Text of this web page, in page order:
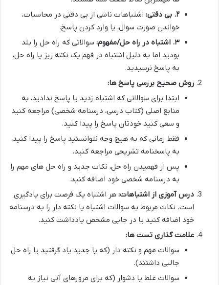
۲. بی دقتی:
اشتباهات ناشی از بی دقتی در محاسبات،
خواندن صورت سوال، یا وارد کردن پاسخ.
۳. اشتباه در راه حل/مفهوم:
سوالاتی که راه حل را بلد
بودید اما به دلیل اشتباه در فهم یک نکته ریز یا راه حل،
به پاسخ نرسیدید.
روش صحیح بررسی پاسخ ها:
ابتدا برای سوالاتی که اشتباه زدید یا پاسخ ندادید، به
منابع اصلی (کتاب درسی، درسنامه شخصی) مراجعه کنید
و سعی کنید خودتان پاسخ را پیدا کنید.
فقط زمانی که به هیچ وجه نتوانستید پاسخ را پیدا کنید،
به پاسخنامه تشریحی مراجعه کنید.
پس از فهمیدن راه حل، نکات جدید و راه حل های مهم را
به درسنامه شخصی خود اضافه کنید.
درس آموزی از اشتباهات: هر اشتباه یک فرصت برای یادگیری
است. نکات مربوط به سوالات اشتباه یا نکته دار را به درسنامه
خود اضافه کنید یا در جایی مشخص یادداشت کنید.
علامت گذاری تست ها:
سوالات مهم و نکته دار (که یا جدید یاد گرفتید یا راه حل
جالبی داشتند).
سوالات غلط یا دشوار (که برای مرورهای آتی نیاز به